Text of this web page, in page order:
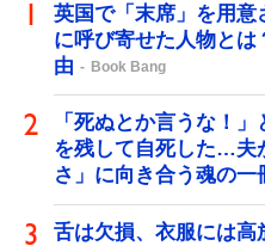
英国で「末席」を用意
に呼び寄せた人物と
由
Book Bang
「死ぬとか言うな！
を残して自死した…夫
さ」に向き合う魂の一
舌は欠損、衣服には